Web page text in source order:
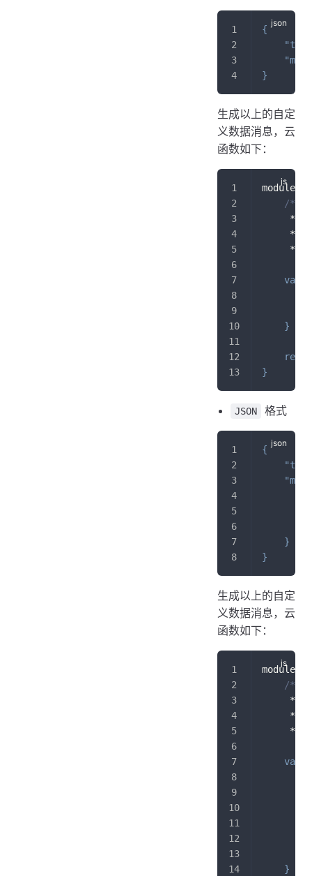
{
"msg"
}
生成以上的自定
义数据消息，云
函数如下：
module
/**
*
*
     */
var
}
}
JSON 格式
{
"msg"
}
}
生成以上的自定
义数据消息，云
函数如下：
module
/**
*
*
     */
var
}